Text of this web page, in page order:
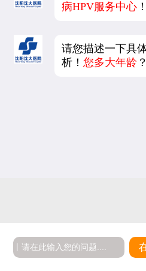
病HPV服务中心 ！
请您描述一下具
析！您多大年龄 ？